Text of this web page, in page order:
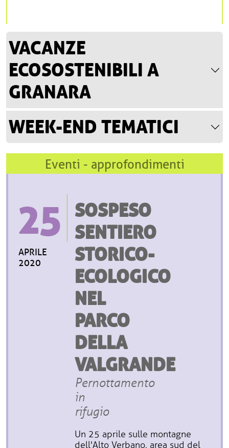
VACANZE
ECOSOSTENIBILI A
GRANARA
WEEK-END TEMATICI
Eventi - approfondimenti
25
APRILE
2020
SOSPESO
SENTIERO
STORICO-
ECOLOGICO
NEL
PARCO
DELLA
VALGRANDE
Pernottamento
in
rifugio
Un 25 aprile sulle montagne
dell'Alto Verbano, area sud del